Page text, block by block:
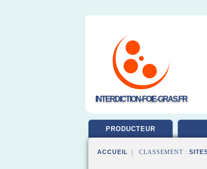
INTERDICTION-FOIE-GRAS.FR
PRODUCTEUR
ACCUEIL | CLASSEMENT :